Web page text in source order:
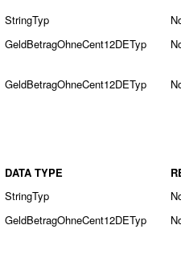
StringTyp
GeldBetragOhneCent12DETyp
GeldBetragOhneCent12DETyp
DATA TYPE
StringTyp
GeldBetragOhneCent12DETyp